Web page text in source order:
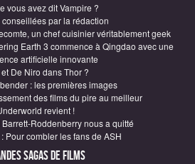
vous avez dit Vampire ?
par la rédaction
un chef cuisinier véritablement geek
Earth 3 commence à Qingdao avec une
artificielle innovante
De Niro dans Thor ?
: les premières images
des films du pire au meilleur
revient !
Barrett-Roddenberry nous a quitté
Pour combler les fans de ASH
sagas de Films